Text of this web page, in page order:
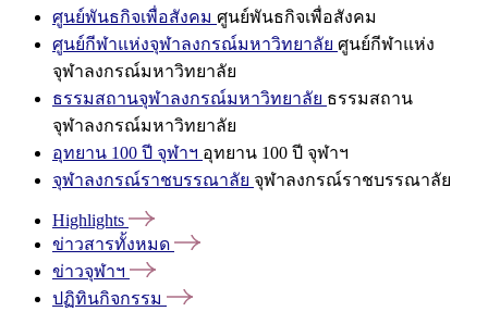
ศูนย์พันธกิจเพื่อสังคม ศูนย์พันธกิจเพื่อสังคม
ศูนย์กีฬาแห่งจุฬาลงกรณ์มหาวิทยาลัย ศูนย์กีฬาแห่ง
จุฬาลงกรณ์มหาวิทยาลัย
ธรรมสถานจุฬาลงกรณ์มหาวิทยาลัย ธรรมสถาน
จุฬาลงกรณ์มหาวิทยาลัย
อุทยาน 100 ปี จุฬาฯ อุทยาน 100 ปี จุฬาฯ
จุฬาลงกรณ์ราชบรรณาลัย จุฬาลงกรณ์ราชบรรณาลัย
Highlights
ข่าวสารทั้งหมด
ข่าวจุฬาฯ
ปฏิทินกิจกรรม